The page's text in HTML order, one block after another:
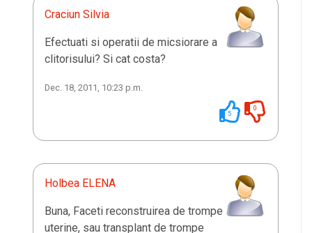
Craciun Silvia
Efectuati si operatii de micsiorare a
clitorisului? Si cat costa?
Dec. 18, 2011, 10:23 p.m.
5
0
Holbea ELENA
Buna, Faceti reconstruirea de trompe
uterine, sau transplant de trompe